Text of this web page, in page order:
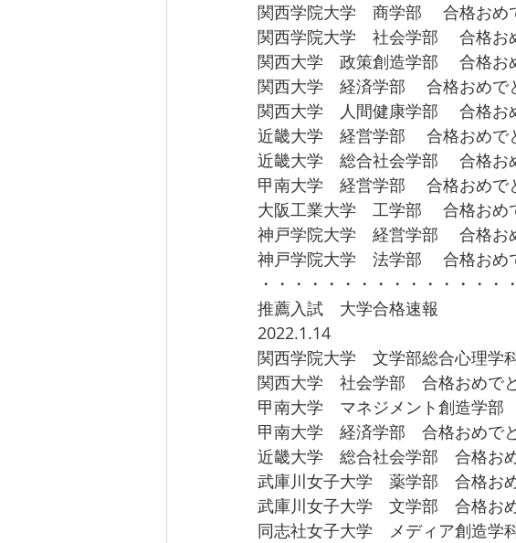
関西学院大学　商学部　 合格おめ
関西学院大学　社会学部　 合格お
関西大学　政策創造学部　 合格お
関西大学　経済学部　 合格おめで
関西大学　人間健康学部　 合格お
近畿大学　経営学部　 合格おめで
近畿大学　総合社会学部　 合格お
甲南大学　経営学部　 合格おめで
大阪工業大学　工学部　 合格おめ
神戸学院大学　経営学部　 合格お
神戸学院大学　法学部　 合格おめ
・・・・・・・・・・・・・・・
推薦入試　大学合格速報
2022.1.14
関西学院大学　文学部総合心理学
関西大学　社会学部　合格おめで
甲南大学　マネジメント創造学部
甲南大学　経済学部　合格おめで
近畿大学　総合社会学部　合格お
武庫川女子大学　薬学部　合格お
武庫川女子大学　文学部　合格お
同志社女子大学　メディア創造学